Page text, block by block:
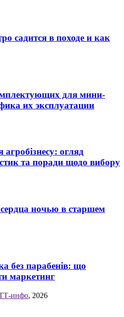
садится в походе и как
для мини-
их эксплуатации
огляд
та поради щодо вибору
ночью в старшем
без парабенів: що
маркетинг
инфо, 2026